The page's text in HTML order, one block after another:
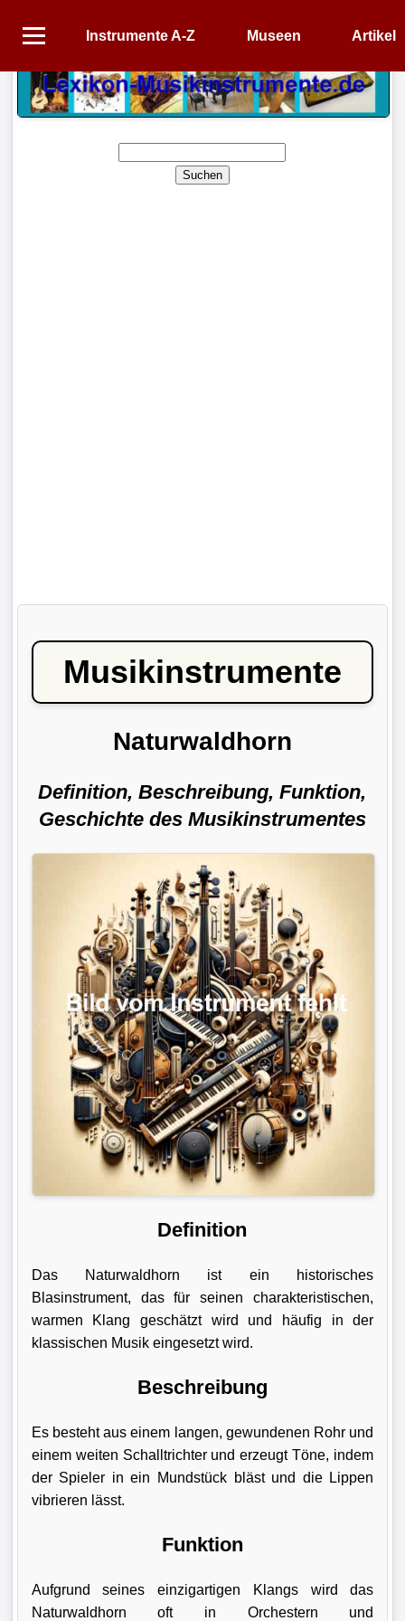
Instrumente A-Z Museen Artikel
Startseite
Instrumente
Suchen
Musikinstrumente
Naturwaldhorn
Definition, Beschreibung, Funktion,
Geschichte des Musikinstrumentes
Definition
Das Naturwaldhorn ist ein historisches
Blasinstrument, das für seinen charakteristischen,
warmen Klang geschätzt wird und häufig in der
klassischen Musik eingesetzt wird.
Beschreibung
Es besteht aus einem langen, gewundenen Rohr und
einem weiten Schalltrichter und erzeugt Töne, indem
der Spieler in ein Mundstück bläst und die Lippen
vibrieren lässt.
Funktion
Aufgrund seines einzigartigen Klangs wird das
Naturwaldhorn oft in Orchestern und